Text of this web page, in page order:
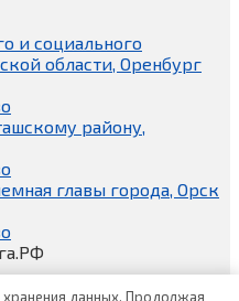
и социального
области, Оренбург
району,
главы города, Орск
хранения данных. Продолжая